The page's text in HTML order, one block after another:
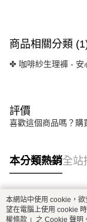
商品相關分類
✤ 咖啡紗生理褲 - 安
評價
喜歡這個商品嗎？購
本分類熱銷全站
熱門標籤
本網站中使用 cookie，
望在電腦上使用 cookie
權條款 」之 Cookie 聲明